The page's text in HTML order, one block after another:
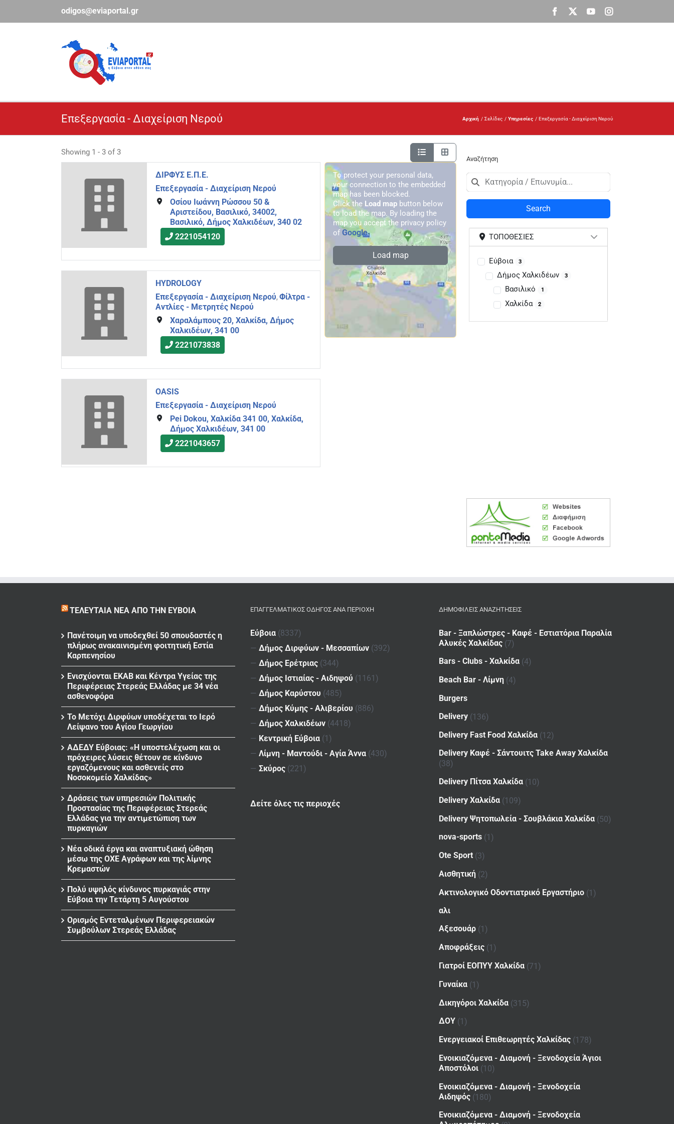
περιεχόμενο
odigos@eviaportal.gr Facebook
X YouTubeInstagram
Επεξεργασία - Διαχείριση Νερού Αρχική Σελίδες Υπηρεσίες Επεξεργασία - Διαχείριση Νερού
Showing 1 - 3 of 3
ΔΙΡΦΥΣ Ε.Π.Ε.
Επεξεργασία - Διαχείριση Νερού
Οσίου Ιωάννη Ρώσσου 50 &
Αριστείδου, Βασιλικό, 34002,
Βασιλικό, Δήμος Χαλκιδέων, 340 02
2221054120
HYDROLOGY
Επεξεργασία - Διαχείριση Νερού, Φίλτρα -
Αντλίες - Μετρητές Νερού
Χαραλάμπους 20, Χαλκίδα, Δήμος
Χαλκιδέων, 341 00
2221073838
OASIS
Επεξεργασία - Διαχείριση Νερού
Pei Dokou, Χαλκίδα 341 00, Χαλκίδα,
Δήμος Χαλκιδέων, 341 00
2221043657
To protect your personal data,
your connection to the embedded
map has been blocked.
Click the Load map button below
to load the map. By loading the
map you accept the privacy policy
ofGoogle.
Load map
Αναζήτηση
Search
ΤΟΠΟΘΕΣΊΕΣ
Εύβοια 3
Δήμος Χαλκιδέων 3
Βασιλικό 1
Χαλκίδα 2
ΤΕΛΕΥΤΑΊΑ ΝΈΑ ΑΠΌ ΤΗΝ ΕΎΒΟΙΑ
Πανέτοιμη να υποδεχθεί 50 σπουδαστές η
πλήρως ανακαινισμένη φοιτητική Εστία
Καρπενησίου
Ενισχύονται ΕΚΑΒ και Κέντρα Υγείας της
Περιφέρειας Στερεάς Ελλάδας με 34 νέα
ασθενοφόρα
Το Μετόχι Διρφύων υποδέχεται το Ιερό
Λείψανο του Αγίου Γεωργίου
ΑΔΕΔΥ Εύβοιας: «Η υποστελέχωση και οι
πρόχειρες λύσεις θέτουν σε κίνδυνο
εργαζόμενους και ασθενείς στο
Νοσοκομείο Χαλκίδας»
Δράσεις των υπηρεσιών Πολιτικής
Προστασίας της Περιφέρειας Στερεάς
Ελλάδας για την αντιμετώπιση των
πυρκαγιών
Νέα οδικά έργα και αναπτυξιακή ώθηση
μέσω της ΟΧΕ Αγράφων και της λίμνης
Κρεμαστών
Πολύ υψηλός κίνδυνος πυρκαγιάς στην
Εύβοια την Τετάρτη 5 Αυγούστου
Ορισμός Εντεταλμένων Περιφερειακών
Συμβούλων Στερεάς Ελλάδας
ΕΠΑΓΓΕΛΜΑΤΙΚΌΣ ΟΔΗΓΌΣ ΑΝΆ ΠΕΡΙΟΧΉ
Εύβοια (8337)
— Δήμος Διρφύων - Μεσσαπίων (392)
— Δήμος Ερέτριας (344)
— Δήμος Ιστιαίας - Αιδηψού (1161)
— Δήμος Καρύστου (485)
— Δήμος Κύμης - Αλιβερίου (886)
— Δήμος Χαλκιδέων (4418)
— Κεντρική Εύβοια (1)
— Λίμνη - Μαντούδι - Αγία Άννα (430)
— Σκύρος (221)
Δείτε όλες τις περιοχές
ΔΗΜΟΦΙΛΕΙΣ ΑΝΑΖΗΤΗΣΕΙΣ
Bar - Ξαπλώστρες - Καφέ - Εστιατόρια Παραλία
Αλυκές Χαλκίδας (7)
Bars - Clubs - Χαλκίδα (4)
Beach Bar - Λίμνη (4)
Burgers
Delivery (136)
Delivery Fast Food Χαλκίδα (12)
Delivery Καφέ - Σάντουιτς Take Away Χαλκίδα
(38)
Delivery Πίτσα Χαλκίδα (10)
Delivery Χαλκίδα (109)
Delivery Ψητοπωλεία - Σουβλάκια Χαλκίδα (50)
nova-sports (1)
Ote Sport (3)
Αισθητική (2)
Ακτινολογικό Οδοντιατρικό Εργαστήριο (1)
αλι
Αξεσουάρ (1)
Αποφράξεις (1)
Γιατροί ΕΟΠΥΥ Χαλκίδα (71)
Γυναίκα (1)
Δικηγόροι Χαλκίδα (315)
ΔΟΥ (1)
Ενεργειακοί Επιθεωρητές Χαλκίδας (178)
Ενοικιαζόμενα - Διαμονή - Ξενοδοχεία Άγιοι
Αποστόλοι (10)
Ενοικιαζόμενα - Διαμονή - Ξενοδοχεία
Αιδηψός (180)
Ενοικιαζόμενα - Διαμονή - Ξενοδοχεία